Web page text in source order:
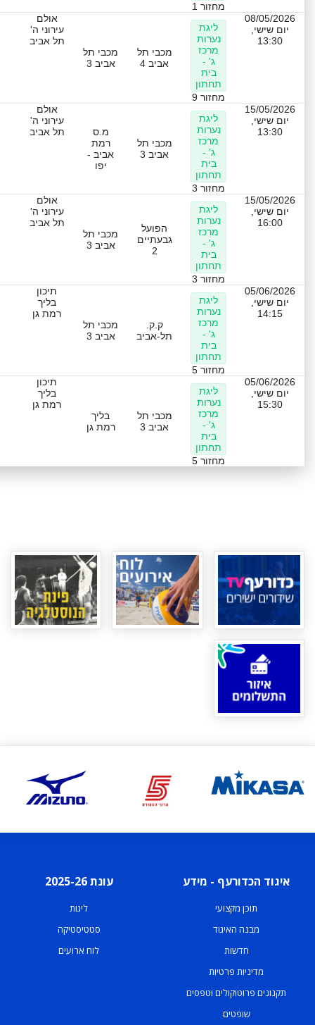
מחזור 1
08/05/2026
יום שישי,
13:30
ליגת
נערות
מרכז
ג' -
בית
תחתון
מחזור 9
מכבי תל
אביב 4
מכבי תל
אביב 3
אולם
עירוני ה'
תל אביב
15/05/2026
יום שישי,
13:30
ליגת
נערות
מרכז
ג' -
בית
תחתון
מחזור 3
מכבי תל
אביב 3
מ.ס
רמת
אביב -
יפו
אולם
עירוני ה'
תל אביב
15/05/2026
יום שישי,
16:00
ליגת
נערות
מרכז
ג' -
בית
תחתון
מחזור 3
הפועל
גבעתיים
2
מכבי תל
אביב 3
אולם
עירוני ה'
תל אביב
05/06/2026
יום שישי,
14:15
ליגת
נערות
מרכז
ג' -
בית
תחתון
מחזור 5
ק.ק.
תל-אביב
מכבי תל
אביב 3
תיכון
בליך
רמת גן
05/06/2026
יום שישי,
15:30
ליגת
נערות
מרכז
ג' -
בית
תחתון
מחזור 5
מכבי תל
אביב 3
בליך
רמת גן
תיכון
בליך
רמת גן
איגוד הכדורעף - מידע
תוכן מקצועי
מבנה האיגוד
חדשות
מדיניות פרטיות
תקנונים פרוטוקולים וטפסים
שופטים
עונת 2025-26
ליגות
סטטיסטיקה
לוח ארועים